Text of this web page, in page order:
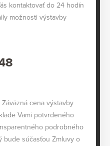
kontaktovať do 24 hodín
možnosti výstavby
cena výstavby
Vami potvrdeného
podrobného
bude súčasťou Zmluvy o